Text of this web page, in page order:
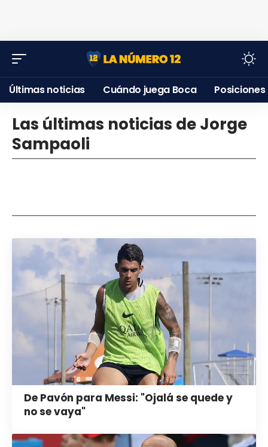
Últimas noticias Cuándo juega Boca Posiciones
Las últimas noticias de Jorge
Sampaoli
De Pavón para Messi: "Ojalá se quede y
no se vaya"